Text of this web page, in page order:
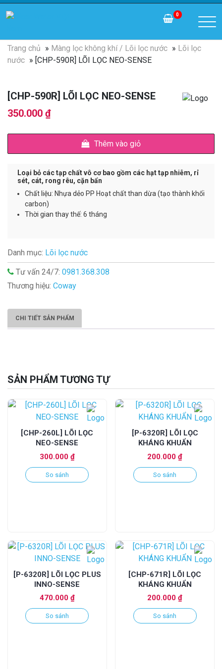
0
Trang chủ » Màng lọc không khí / Lõi lọc nước » Lõi lọc
nước » [CHP-590R] LÕI LỌC NEO-SENSE
[CHP-590R] LÕI LỌC NEO-SENSE
350.000 ₫
Thêm vào giỏ
Loại bỏ các tạp chất vô cơ bao gồm các hạt tạp nhiễm, rỉ
sét, cát, rong rêu, cặn bẩn
Chất liệu: Nhựa dẻo PP Hoạt chất than dừa (tạo thành khối
carbon)
Thời gian thay thế: 6 tháng
Danh mục: Lõi lọc nước
Tư vấn 24/7: 0981.368.308
Thương hiệu: Coway
CHI TIẾT SẢN PHẨM
SẢN PHẨM TƯƠNG TỰ
[CHP-260L] LÕI LỌC
NEO-SENSE
300.000 ₫
So sánh
[P-6320R] LÕI LỌC
KHÁNG KHUẨN
200.000₫
So sánh
[P-6320R] LÕI LỌC PLUS
INNO-SENSE
470.000 ₫
So sánh
[CHP-671R] LÕI LỌC
KHÁNG KHUẨN
200.000₫
So sánh